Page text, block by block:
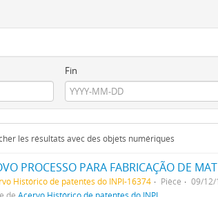
Fin
les résultats avec des objets numériques
Histórico de patentes do INPI-16374 Pièce
09/12/